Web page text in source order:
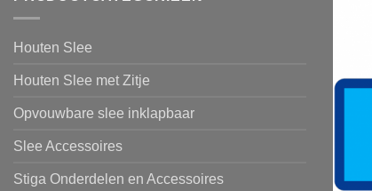
Houten Slee
Houten Slee met Zitje
Opvouwbare slee inklapbaar
Slee Accessoires
Stiga Onderdelen en Accessoires